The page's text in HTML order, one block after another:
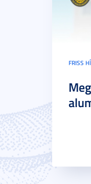
FRISS